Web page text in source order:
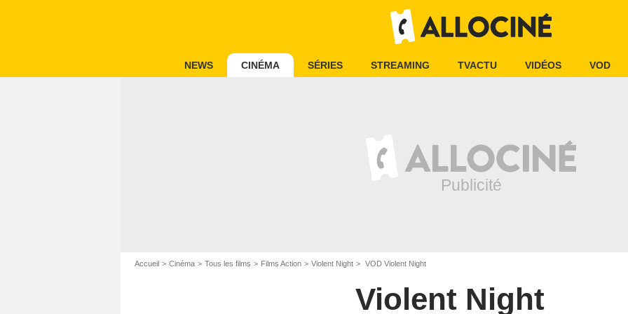
NEWS CINÉMA SÉRIES STREAMING TVACTU VIDÉOS VOD
Accueil Cinéma Tous les films Films Action Violent Night VOD Violent Night
Violent Night